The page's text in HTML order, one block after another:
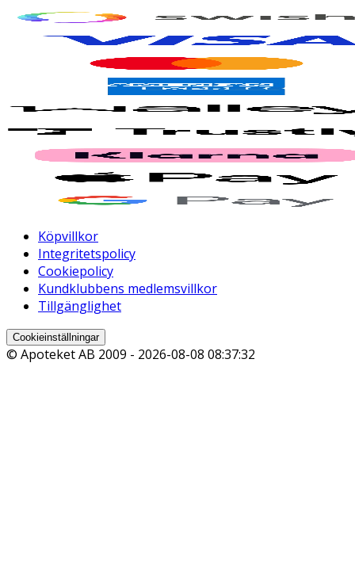
Köpvillkor
Integritetspolicy
Cookiepolicy
Kundklubbens medlemsvillkor
Tillgänglighet
Cookieinställningar
© Apoteket AB 2009 - 2026-08-08 08:37:32